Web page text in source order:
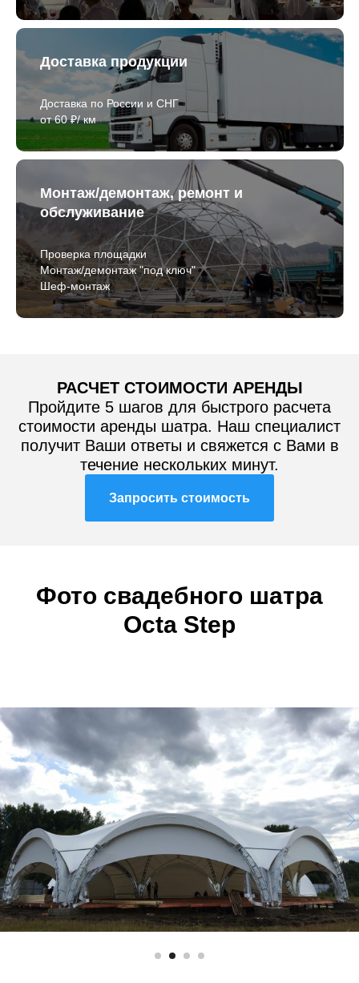
Доставка продукции
Доставка по России и СНГ
от 60 ₽/ км
Монтаж/демонтаж, ремонт и
обслуживание
Проверка площадки
Монтаж/демонтаж "под ключ"
Шеф-монтаж
РАСЧЕТ СТОИМОСТИ АРЕНДЫ
Пройдите 5 шагов для быстрого расчета
стоимости аренды шатра. Наш специалист
получит Ваши ответы и свяжется с Вами в
течение нескольких минут.
Запросить стоимость
Фото свадебного шатра
Octa Step